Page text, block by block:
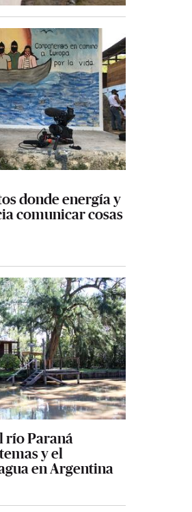
donde energía y
comunicar cosas
río Paraná
y el
en Argentina